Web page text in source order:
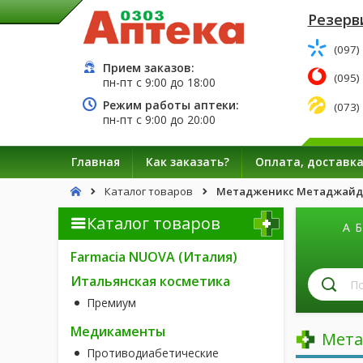
Прием заказов:
пн-пт с9:00 до 18:00
Режим работы аптеки:
пн-пт с9:00 до 20:00
(097)
(095)
(073)
Главная Как заказать? Оплата, доставка
Каталог товаров Метадженикс
Каталог товаров
Farmacia NUOVA (Италия)
Итальянская косметика
Премиум
Медикаменты
Противодиабетические
А Б